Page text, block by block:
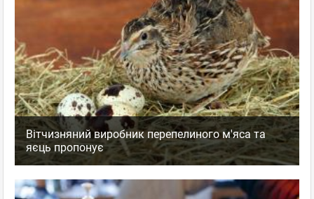
Вітчизняний виробник перепелиного м'яса та
яєць пропонує